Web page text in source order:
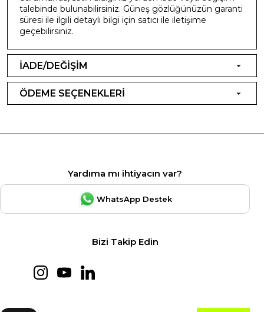
talebinde bulunabilirsiniz. Güneş gözlüğünüzün garanti
süresi ile ilgili detaylı bilgi için satıcı ile iletişime
geçebilirsiniz.
İADE/DEĞİŞİM
ÖDEME SEÇENEKLERİ
Yardıma mı ihtiyacın var?
WhatsApp Destek
Bizi Takip Edin